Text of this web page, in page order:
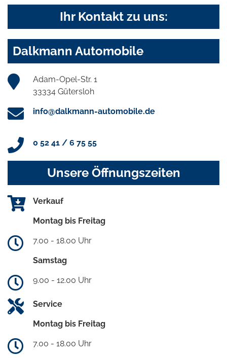
Ihr Kontakt zu uns:
Dalkmann Automobile
Adam-Opel-Str. 1
33334 Gütersloh
info@dalkmann-automobile.de
0 52 41 / 6 75 55
Unsere Öffnungszeiten
Verkauf
Montag bis Freitag
7.00 - 18.00 Uhr
Samstag
9.00 - 12.00 Uhr
Service
Montag bis Freitag
7.00 - 18.00 Uhr